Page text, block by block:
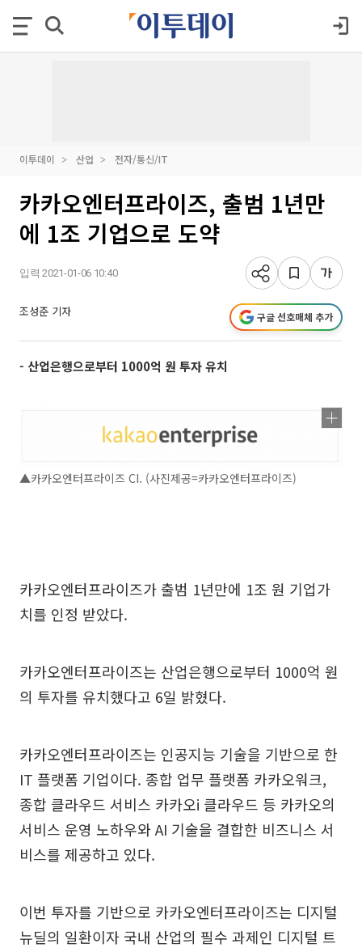
이투데이 산업 전자/통신/IT
카카오엔터프라이즈, 출범 1년만
에 1조 기업으로 도약
입력 2021-01-06 10:40
조성준 기자 구글 선호매체 추가
- 산업은행으로부터 1000억 원 투자 유치
▲카카오엔터프라이즈 CI. (사진제공=카카오엔터프라이즈)
카카오엔터프라이즈가 출범 1년만에 1조 원 기업가
치를 인정 받았다.
카카오엔터프라이즈는 산업은행으로부터 1000억 원
의 투자를 유치했다고 6일 밝혔다.
카카오엔터프라이즈는 인공지능 기술을 기반으로 한
IT 플랫폼 기업이다. 종합 업무 플랫폼 카카오워크,
종합 클라우드 서비스 카카오i 클라우드 등 카카오의
서비스 운영 노하우와 AI 기술을 결합한 비즈니스 서
비스를 제공하고 있다.
이번 투자를 기반으로 카카오엔터프라이즈는 디지털
뉴딜의 일환이자 국내 산업의 필수 과제인 디지털 트